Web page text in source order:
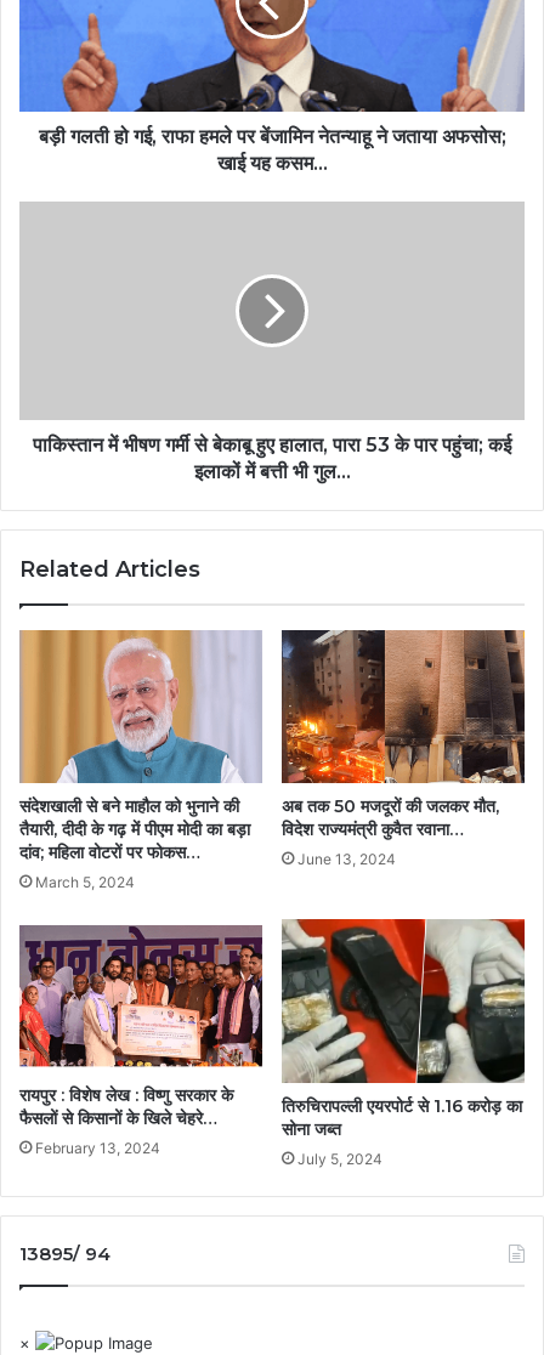
बड़ी गलती हो गई, राफा हमले पर बेंजामिन नेतन्याहू ने जताया अफसोस;
खाई यह कसम…
पाकिस्तान में भीषण गर्मी से बेकाबू हुए हालात, पारा 53 के पार पहुंचा; कई
इलाकों में बत्ती भी गुल…
Related Articles
संदेशखाली से बने माहौल को भुनाने की
तैयारी, दीदी के गढ़ में पीएम मोदी का बड़ा
दांव; महिला वोटरों पर फोकस…
March 5, 2024
अब तक 50 मजदूरों की जलकर मौत,
विदेश राज्यमंत्री कुवैत रवाना…
June 13, 2024
रायपुर : विशेष लेख : विष्णु सरकार के
फैसलों से किसानों के खिले चेहरे…
February 13, 2024
तिरुचिरापल्ली एयरपोर्ट से 1.16 करोड़ का
सोना जब्त
July 5, 2024
13895/ 94
×